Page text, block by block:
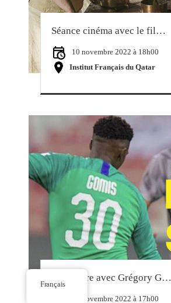
Séance cinéma avec le film « Délicieux »/ Screening with the movie « Délicieux »
10 novembre 2022 à 18h00
Institut Français du Qatar
Rencontre avec Grégory Gomis, gardien de but au Qatar
16 novembre 2022 à 17h00
Français